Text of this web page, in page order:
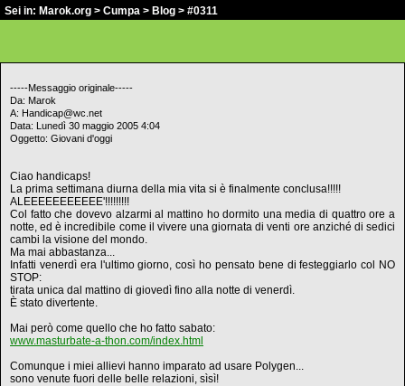
Sei in: Marok.org > Cumpa > Blog > #0311
-----Messaggio originale-----
Da: Marok
A: Handicap@wc.net
Data: Lunedì 30 maggio 2005 4:04
Oggetto: Giovani d'oggi
Ciao handicaps!
La prima settimana diurna della mia vita si è finalmente conclusa!!!!!
ALEEEEEEEEEEE'!!!!!!!!!
Col fatto che dovevo alzarmi al mattino ho dormito una media di quattro ore a
notte, ed è incredibile come il vivere una giornata di venti ore anziché di sedici
cambi la visione del mondo.
Ma mai abbastanza...
Infatti venerdì era l'ultimo giorno, così ho pensato bene di festeggiarlo col NO
STOP:
tirata unica dal mattino di giovedì fino alla notte di venerdì.
È stato divertente.
Mai però come quello che ho fatto sabato:
www.masturbate-a-thon.com/index.html
Comunque i miei allievi hanno imparato ad usare Polygen...
sono venute fuori delle belle relazioni, sìsì!